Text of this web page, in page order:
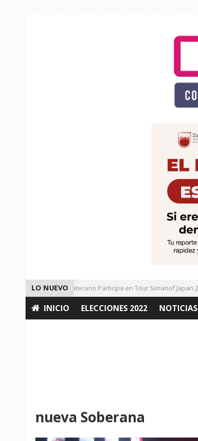
LO NUEVO
Universitario Zacatecano Participa en Tour Simanof Japan 2026
INICIO ELECCIONES 2022 NOTICIAS
nueva Soberana